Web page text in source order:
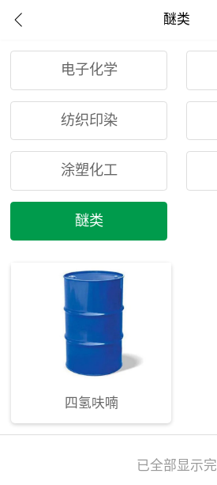
醚类
电子化学
纺织印染
涂塑化工
醚类
四氢呋喃
已全部显示完